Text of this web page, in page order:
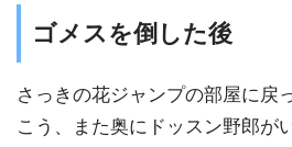
ゴメスを倒した後
さっきの花ジャンプの部屋に戻
こう、また奥にドッスン野郎が